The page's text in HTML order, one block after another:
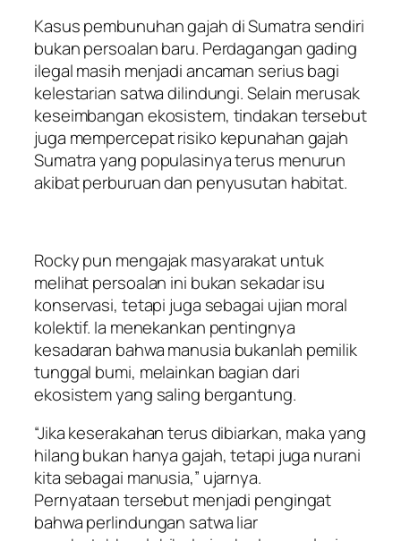
Kasus pembunuhan gajah di Sumatra sendiri
bukan persoalan baru. Perdagangan gading
ilegal masih menjadi ancaman serius bagi
kelestarian satwa dilindungi. Selain merusak
keseimbangan ekosistem, tindakan tersebut
juga mempercepat risiko kepunahan gajah
Sumatra yang populasinya terus menurun
akibat perburuan dan penyusutan habitat.
Rocky pun mengajak masyarakat untuk
melihat persoalan ini bukan sekadar isu
konservasi, tetapi juga sebagai ujian moral
kolektif. Ia menekankan pentingnya
kesadaran bahwa manusia bukanlah pemilik
tunggal bumi, melainkan bagian dari
ekosistem yang saling bergantung.
“Jika keserakahan terus dibiarkan, maka yang
hilang bukan hanya gajah, tetapi juga nurani
kita sebagai manusia,” ujarnya.
Pernyataan tersebut menjadi pengingat
bahwa perlindungan satwa liar